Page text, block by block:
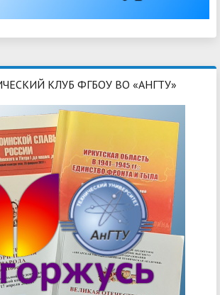
КЛУБ ФГБОУ ВО «АНГТУ»